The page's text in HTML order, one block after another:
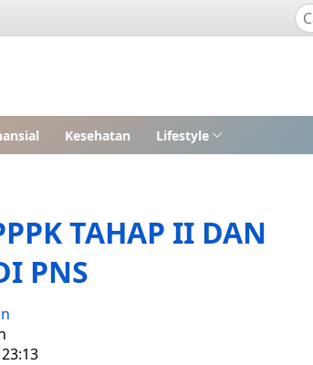
Kesehatan Lifestyle
TAHAP II DAN
PNS